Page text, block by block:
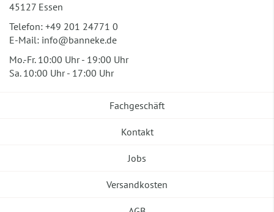
45127 Essen
Telefon: +49 201 24771 0
E-Mail: info@banneke.de
Mo.-Fr. 10:00 Uhr - 19:00 Uhr
Sa. 10:00 Uhr - 17:00 Uhr
Fachgeschäft
Kontakt
Jobs
Versandkosten